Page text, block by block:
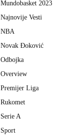
Mundobasket 2023
Najnovije Vesti
NBA
Novak Đoković
Odbojka
Overview
Premijer Liga
Rukomet
Serie A
Sport